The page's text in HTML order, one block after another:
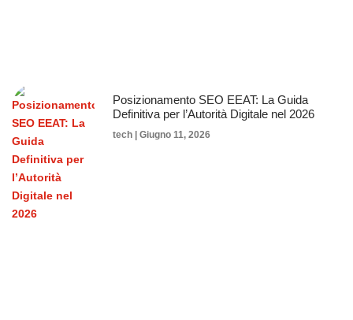
Posizionamento SEO EEAT: La Guida
Definitiva per l’Autorità Digitale nel 2026
tech Giugno 11, 2026